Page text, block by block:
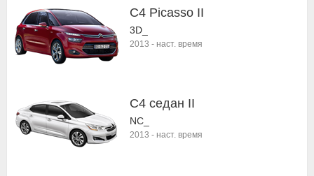
C4 Picasso II
3D_
2013 - наст. время
C4 седан II
NC_
2013 - наст. время